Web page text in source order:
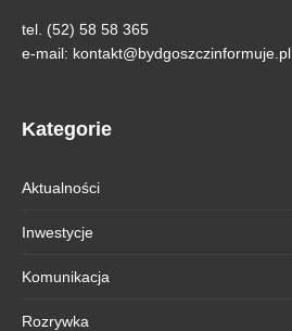
tel. (52) 58 58 365
e-mail: kontakt@bydgoszczinformuje.pl
Kategorie
Aktualności
Inwestycje
Komunikacja
Rozrywka